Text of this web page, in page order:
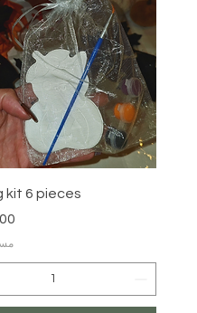
kit 6 pieces